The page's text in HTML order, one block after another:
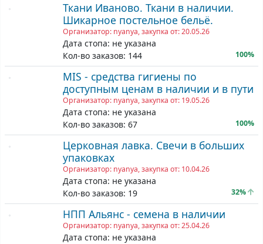
Ткани Иваново. Ткани в наличии.
Шикарное постельное бельё.
Организатор: nyanya, закупка от: 20.05.26
Дата стопа: не указана
Кол-во заказов: 144
100%
MIS - средства гигиены по
доступным ценам в наличии и в пути
Организатор: nyanya, закупка от: 19.05.26
Дата стопа: не указана
Кол-во заказов: 67
100%
Церковная лавка. Свечи в больших
упаковках
Организатор: nyanya, закупка от: 10.04.26
Дата стопа: не указана
Кол-во заказов: 19
32%
НПП Альянс - семена в наличии
Организатор: nyanya, закупка от: 25.04.26
Дата стопа: не указана